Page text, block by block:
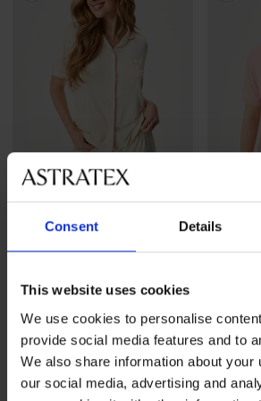
Consent Details
This website uses cookies
We use cookies to personalise
provide social media features and to
We also share information about your
our social media, advertising and
Kiárusítás -70%
Deep Sleep rövid pizsama
LIMITED